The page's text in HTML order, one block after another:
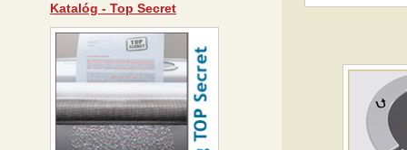
Katalóg - Top Secret